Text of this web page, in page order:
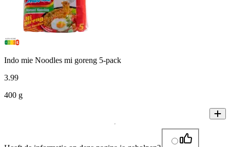
Indo mie Noodles mi goreng 5-pack
3.99
400 g